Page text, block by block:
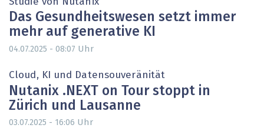
Das Gesundheitswesen setzt immer
mehr auf generative KI
04.07.2025 - 08:07 Uhr
Cloud, KI und Datensouveränität
Nutanix .NEXT on Tour stoppt in
Zürich und Lausanne
03.07.2025 - 16:06 Uhr